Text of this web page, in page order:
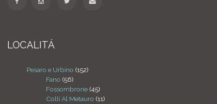
LOCALITÁ
Pesaro e Urbino (152)
Fano (56)
Fossombrone (45)
Colli Al Metauro (11)